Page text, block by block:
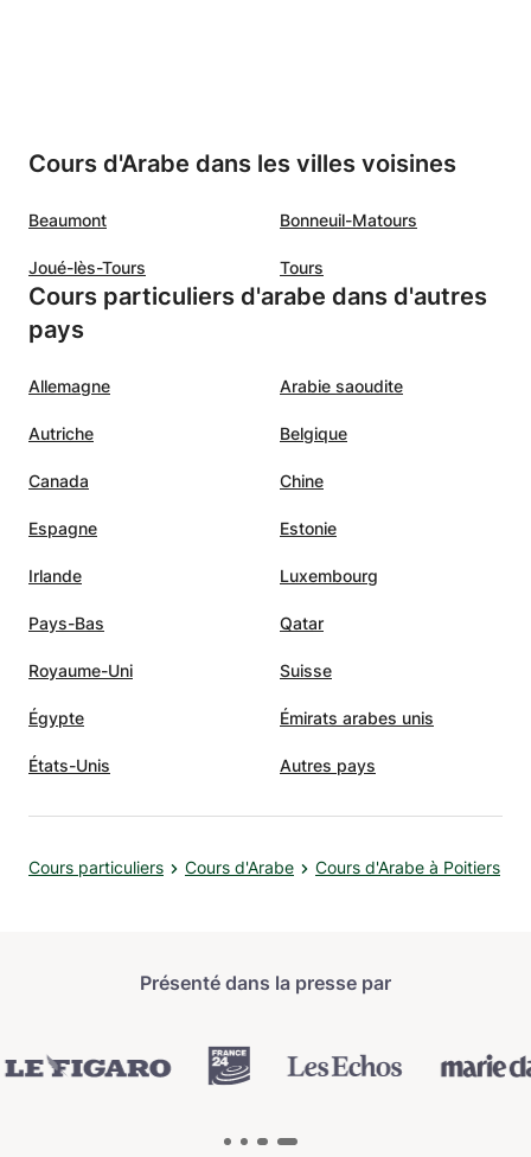
Cours d'Arabe dans les villes voisines
Beaumont Bonneuil-Matours
Joué-lès-Tours Tours
Cours particuliers d'arabe dans d'autres
pays
Allemagne Arabie saoudite
Autriche Belgique
Canada Chine
Espagne Estonie
Irlande Luxembourg
Pays-Bas Qatar
Royaume-Uni Suisse
Égypte Émirats arabes unis
États-Unis Autres pays
Cours particuliers Cours d'Arabe Cours d'Arabe à Poitiers
Présenté dans la presse par